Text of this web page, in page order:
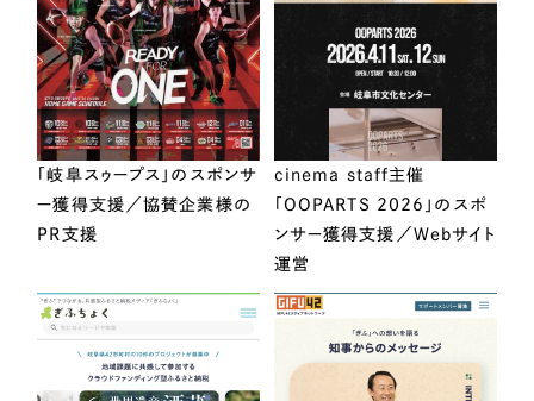
「岐阜スゥープス」のスポンサ
ー獲得支援／協賛企業様の
PR支援
cinema staff主催
「OOPARTS 2026」のスポ
ンサー獲得支援／Webサイト
運営